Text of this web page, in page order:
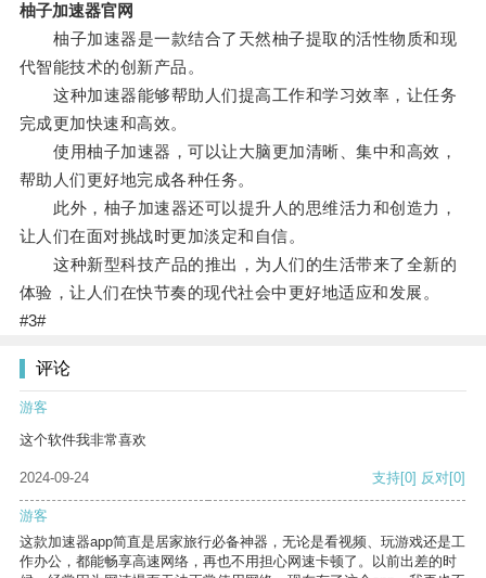
柚子加速器官网
柚子加速器是一款结合了天然柚子提取的活性物质和现
代智能技术的创新产品。
这种加速器能够帮助人们提高工作和学习效率，让任务
完成更加快速和高效。
使用柚子加速器，可以让大脑更加清晰、集中和高效，
帮助人们更好地完成各种任务。
此外，柚子加速器还可以提升人的思维活力和创造力，
让人们在面对挑战时更加淡定和自信。
这种新型科技产品的推出，为人们的生活带来了全新的
体验，让人们在快节奏的现代社会中更好地适应和发展。
#3#
评论
游客
这个软件我非常喜欢
2024-09-24 支持[0] 反对[0]
游客
这款加速器app简直是居家旅行必备神器，无论是看视频、玩游戏还是工
作办公，都能畅享高速网络，再也不用担心网速卡顿了。以前出差的时